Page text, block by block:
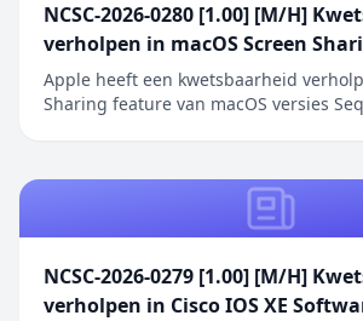
NCSC-2026-0280 [1.00] [M/H]
verholpen in macOS Screen
Apple heeft een kwetsbaarheid
Sharing feature van macOS versies
Sharing functionaliteit waarbij
toegang kunnen verkrijgen zonder
NCSC-2026-0279 [1.00] [M/H]
verholpen in Cisco IOS XE